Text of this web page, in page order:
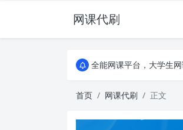
网课代刷
AI论文写作平台，根据真
全能网课平台，大学生
全能网课平台，大学生
首页 网课代刷 正文